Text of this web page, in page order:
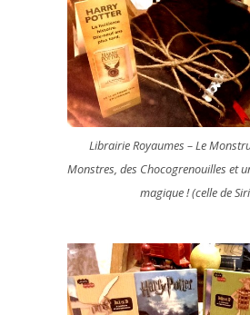
Librairie Royaumes – Le
Monstres, des Chocogrenouilles et
magique ! (celle de